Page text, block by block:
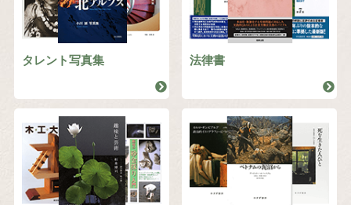
タレント写真集 法律書